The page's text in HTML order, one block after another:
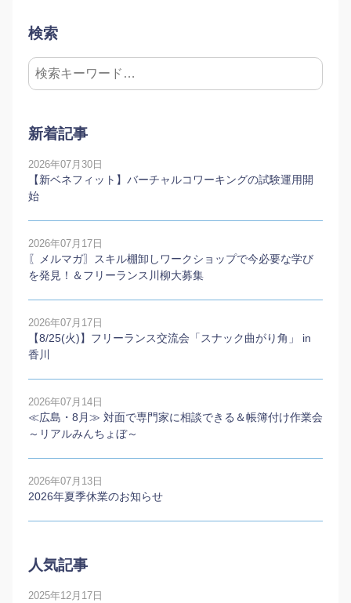
検索
新着記事
2026年07月30日
【新ベネフィット】バーチャルコワーキングの試験運用開
始
2026年07月17日
〖メルマガ〗スキル棚卸しワークショップで今必要な学び
を発見！＆フリーランス川柳大募集
2026年07月17日
【8/25(火)】フリーランス交流会「スナック曲がり角」 in
香川
2026年07月14日
≪広島・8月≫ 対面で専門家に相談できる＆帳簿付け作業会
～リアルみんちょぼ～
2026年07月13日
2026年夏季休業のお知らせ
人気記事
2025年12月17日